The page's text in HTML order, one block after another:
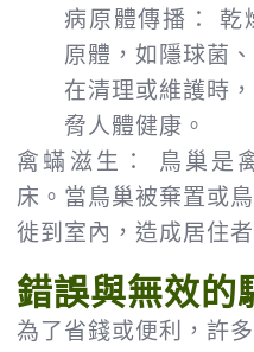
病原體傳播： 乾
原體，如隱球菌
在清理或維護時
脅人體健康。
禽蟎滋生： 鳥巢是
床。當鳥巢被棄置或
徙到室內，造成居住
錯誤與無效的
為了省錢或便利，許